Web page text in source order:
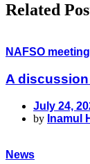
Related
NAFSO
A
July 24,
by Inamul
News